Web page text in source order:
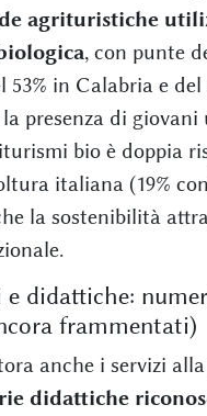
agrituristiche
, con punte
53% in Calabria e del
presenza di giovani
bio è doppia
italiana (19%
la sostenibilità
e didattiche:
frammentati)
anche i servizi alla
didattiche